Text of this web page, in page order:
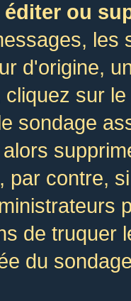
ou
les
d'origine,
sur
sondage
par contre,
de truquer
du